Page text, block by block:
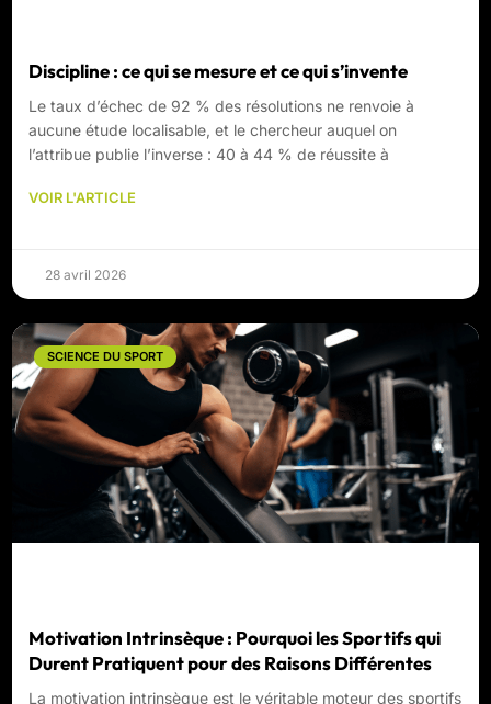
Discipline : ce qui se mesure et ce qui s’invente
Le taux d’échec de 92 % des résolutions ne renvoie à
aucune étude localisable, et le chercheur auquel on
l’attribue publie l’inverse : 40 à 44 % de réussite à
VOIR L'ARTICLE
28 avril 2026
SCIENCE DU SPORT
Motivation Intrinsèque : Pourquoi les Sportifs qui
Durent Pratiquent pour des Raisons Différentes
La motivation intrinsèque est le véritable moteur des sportifs